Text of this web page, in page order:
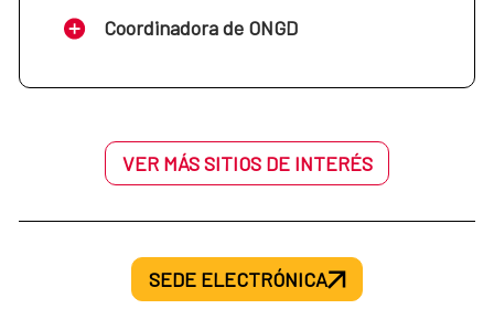
Coordinadora de ONGD
VER MÁS SITIOS DE INTERÉS
SEDE ELECTRÓNICA